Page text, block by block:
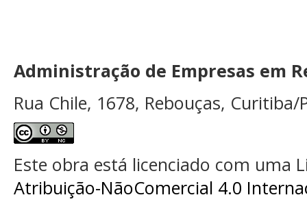
Administração de Empresas em
Rua Chile, 1678, Rebouças, Curitiba/
Este obra está licenciado com uma
Atribuição-NãoComercial 4.0